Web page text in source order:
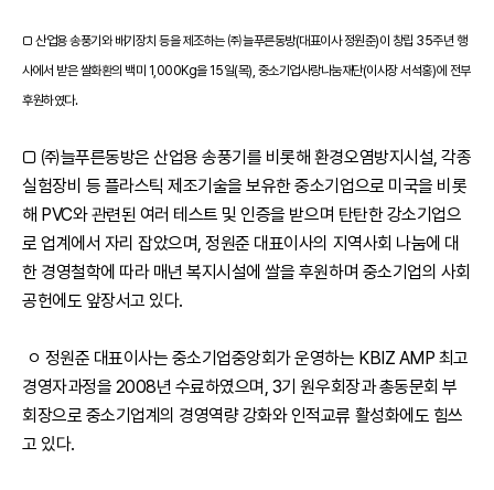
□ 산업용 송풍기와 배기장치 등을 제조하는 ㈜늘푸른동방(대표이사 정원준)이 창립 35주년 행
사에서 받은 쌀화환의 백미 1,000Kg을 15일(목), 중소기업사랑나눔재단(이사장 서석홍)에 전부
후원하였다.
□ ㈜늘푸른동방은 산업용 송풍기를 비롯해 환경오염방지시설, 각종
실험장비 등 플라스틱 제조기술을 보유한 중소기업으로 미국을 비롯
해 PVC와 관련된 여러 테스트 및 인증을 받으며 탄탄한 강소기업으
로 업계에서 자리 잡았으며, 정원준 대표이사의 지역사회 나눔에 대
한 경영철학에 따라 매년 복지시설에 쌀을 후원하며 중소기업의 사회
공헌에도 앞장서고 있다.
ㅇ 정원준 대표이사는 중소기업중앙회가 운영하는 KBIZ AMP 최고
경영자과정을 2008년 수료하였으며, 3기 원우회장과 총동문회 부
회장으로 중소기업계의 경영역량 강화와 인적교류 활성화에도 힘쓰
고 있다.